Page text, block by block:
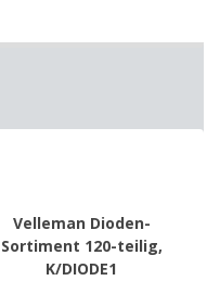
Velleman Dioden-
Sortiment 120-teilig,
K/DIODE1